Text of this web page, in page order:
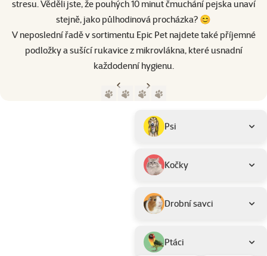
stresu. Věděli jste, že pouhých 10 minut čmuchání pejska unaví
stejně, jako půlhodinová procházka? 😊
V neposlední řadě v sortimentu Epic Pet najdete také příjemné
podložky a sušící rukavice z mikrovlákna, které usnadní
každodenní hygienu.
Předchozí stranaNásledující strana
Podkategorie
Psi
Kočky
Drobní savci
Ptáci